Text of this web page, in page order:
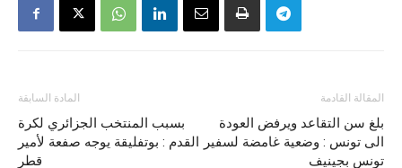
المادة السابقة
بسبب المنتخب الجزائري لكرة
القدم : بوتفليقة يوجه صفعة لأمير
قطر
المقالة القادمة
بلغ سن التقاعد ويرفض العودة
الى تونس : وضعية غامضة لسفير
تونس بجينيف